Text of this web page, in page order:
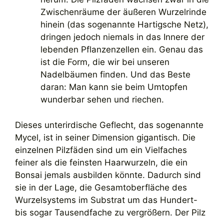
Zwischenräume der äußeren Wurzelrinde
hinein (das sogenannte Hartigsche Netz),
dringen jedoch niemals in das Innere der
lebenden Pflanzenzellen ein. Genau das
ist die Form, die wir bei unseren
Nadelbäumen finden. Und das Beste
daran: Man kann sie beim Umtopfen
wunderbar sehen und riechen.
Dieses unterirdische Geflecht, das sogenannte
Mycel, ist in seiner Dimension gigantisch. Die
einzelnen Pilzfäden sind um ein Vielfaches
feiner als die feinsten Haarwurzeln, die ein
Bonsai jemals ausbilden könnte. Dadurch sind
sie in der Lage, die Gesamtoberfläche des
Wurzelsystems im Substrat um das Hundert-
bis sogar Tausendfache zu vergrößern. Der Pilz